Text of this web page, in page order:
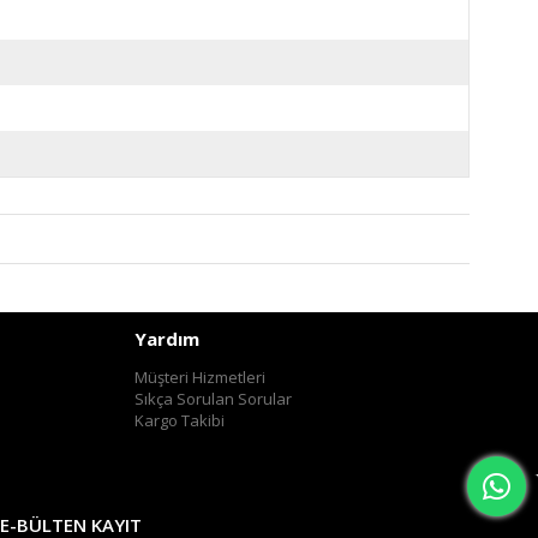
Yardım
Müşteri Hizmetleri
Sıkça Sorulan Sorular
Kargo Takibi
E-BÜLTEN KAYIT